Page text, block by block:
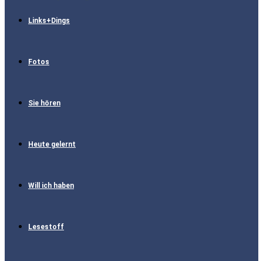
Links+Dings
Fotos
Sie hören
Heute gelernt
Will ich haben
Lesestoff